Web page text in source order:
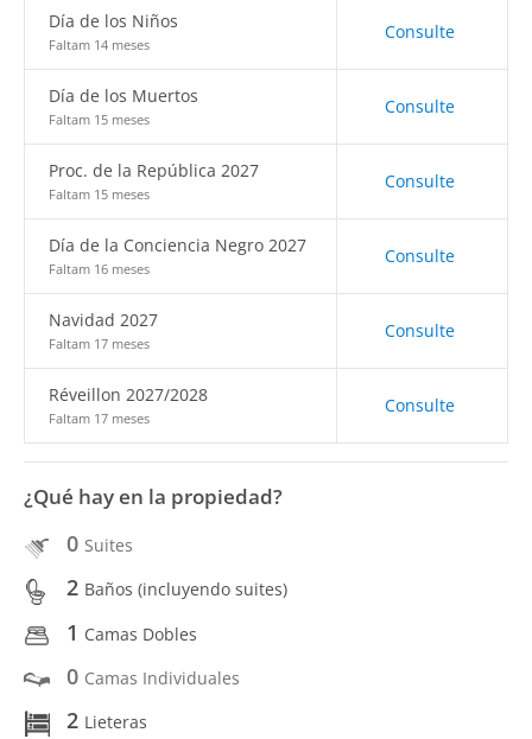
Día de los Niños
Faltam 14 meses
Consulte
Día de los Muertos
Faltam 15 meses
Consulte
Proc. de la República 2027
Faltam 15 meses
Consulte
Día de la Conciencia Negro 2027
Faltam 16 meses
Consulte
Navidad 2027
Faltam 17 meses
Consulte
Réveillon 2027/2028
Faltam 17 meses
Consulte
¿Qué hay en la propiedad?
0 Suites
2 Baños (incluyendo suites)
1 Camas Dobles
0 Camas Individuales
2 Lieteras